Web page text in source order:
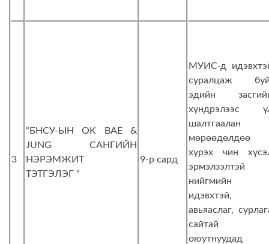
3
“БНСУ-ЫН OK BAE &
JUNG САНГИЙН
НЭРЭМЖИТ
ТЭТГЭЛЭГ “
9-р сард
МУИС-д
суралцаж
эдийн
хүндрэлээс
шалтгаалан
мөрөөдөлдөө
хүрэх чин
эрмэлзэлтэй
нийгмийн
идэвхтэй,
авьяаслаг,
сайтай
оюутнуудад